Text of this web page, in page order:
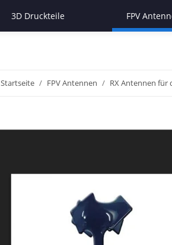
3D Druckteile FPV
Startseite FPV Antennen RX Antennen für